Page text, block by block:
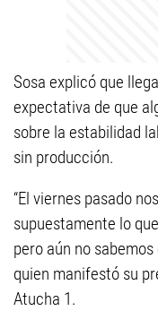
Sosa explicó que
expectativa de que
sobre la estabilidad
sin producción.
“El viernes pasado
supuestamente lo
pero aún no
quien manifestó su
Atucha 1.